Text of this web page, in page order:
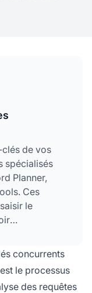
de vos
spécialisés
Planner,
Ces
le
et sur
de
concurrents
le processus
des requêtes